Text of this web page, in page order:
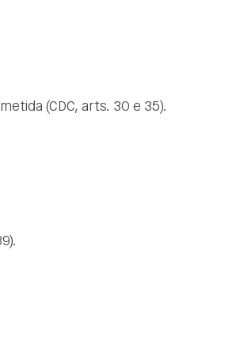
(CDC, arts. 30 e 35).